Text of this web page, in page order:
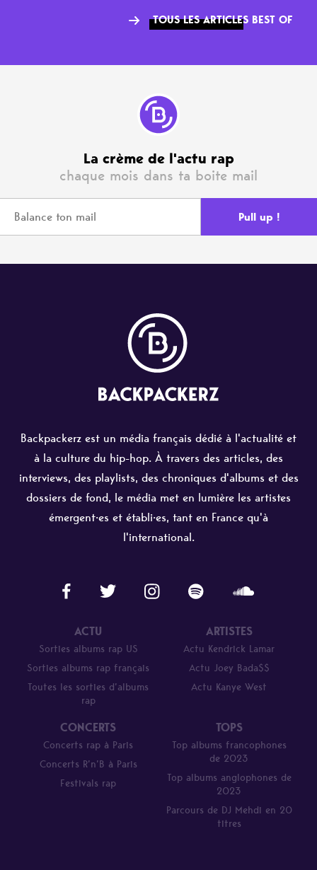
TOUS LES ARTICLES BEST OF
La crème de l'actu rap
chaque mois dans ta boite mail
Backpackerz est un média français dédié à l'actualité et
à la culture du hip-hop. À travers des articles, des
interviews, des playlists, des chroniques d'albums et des
dossiers de fond, le média met en lumière les artistes
émergent·es et établi·es, tant en France qu'à
l'international.
ACTU
Sorties albums rap US
Sorties albums rap français
Toutes les sorties d’albums
rap
ARTISTES
Actu Kendrick Lamar
Actu Joey Bada$$
Actu Kanye West
CONCERTS
Concerts rap à Paris
Concerts R’n’B à Paris
Festivals rap
TOPS
Top albums francophones
de 2023
Top albums anglophones de
2023
Parcours de DJ Mehdi en 20
titres